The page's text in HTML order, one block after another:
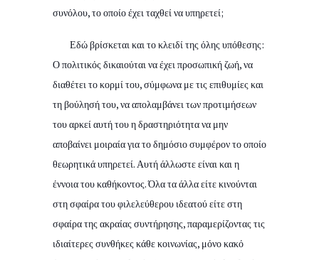
συνόλου, το οποίο έχει ταχθεί να υπηρετεί;
Εδώ βρίσκεται και το κλειδί της όλης υπόθεσης:
Ο πολιτικός δικαιούται να έχει προσωπική ζωή, να
διαθέτει το κορμί του, σύμφωνα με τις επιθυμίες και
τη βούλησή του, να απολαμβάνει των προτιμήσεων
του αρκεί αυτή του η δραστηριότητα να μην
αποβαίνει μοιραία για το δημόσιο συμφέρον το οποίο
θεωρητικά υπηρετεί. Αυτή άλλωστε είναι και η
έννοια του καθήκοντος. Όλα τα άλλα είτε κινούνται
στη σφαίρα του φιλελεύθερου ιδεατού είτε στη
σφαίρα της ακραίας συντήρησης, παραμερίζοντας τις
ιδιαίτερες συνθήκες κάθε κοινωνίας, μόνο κακό